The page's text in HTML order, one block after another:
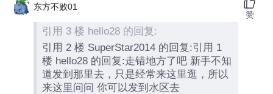
东方不败01
引用 3 楼 hello28 的回复:
引用 2 楼 SuperStar2014 的回复:引用 1
楼 hello28 的回复:走错地方了吧 新手不知
道发到那里去，只是经常来这里逛，所以
来这里问问 你可以发到水区去
赞